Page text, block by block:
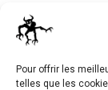
Pour offrir les
telles que les